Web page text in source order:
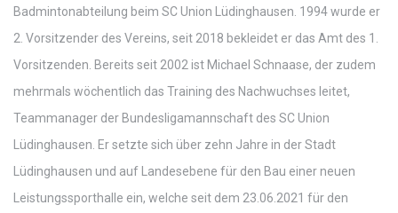
Badmintonabteilung beim SC Union Lüdinghausen. 1994 wurde er
2. Vorsitzender des Vereins, seit 2018 bekleidet er das Amt des 1.
Vorsitzenden. Bereits seit 2002 ist Michael Schnaase, der zudem
mehrmals wöchentlich das Training des Nachwuchses leitet,
Teammanager der Bundesligamannschaft des SC Union
Lüdinghausen. Er setzte sich über zehn Jahre in der Stadt
Lüdinghausen und auf Landesebene für den Bau einer neuen
Leistungssporthalle ein, welche seit dem 23.06.2021 für den